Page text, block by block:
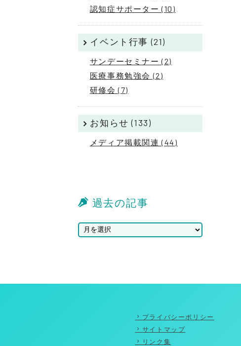
認知症サポーター (10)
イベント行事 (21)
サンデーセミナー (2)
医療事務勉強会 (2)
研修会 (7)
お知らせ (133)
メディア掲載関連 (44)
過去の記事
プライバシーポリシー
サイトマップ
リンク集